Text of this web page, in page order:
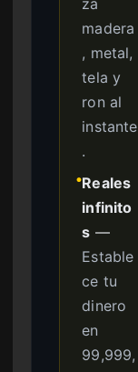
madera
, metal,
tela y
ron al
instante
.
●Reales
infinito
s —
Estable
ce tu
dinero
en
99,999,